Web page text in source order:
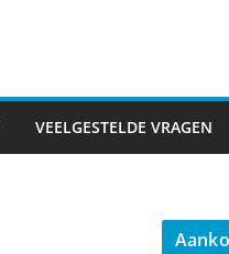
VEELGESTELDE VRAGEN